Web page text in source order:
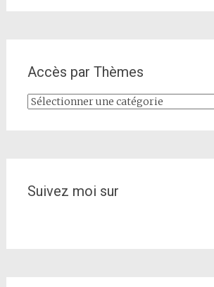
Accès par Thèmes
Accès
Suivez moi sur